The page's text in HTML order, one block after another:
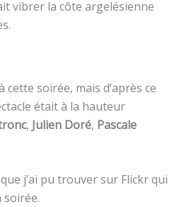
vibrer la côte argelésienne
cette soirée, mais d’après ce
était à la hauteur
, Julien Doré, Pascale
j’ai pu trouver sur Flickr qui
soirée.